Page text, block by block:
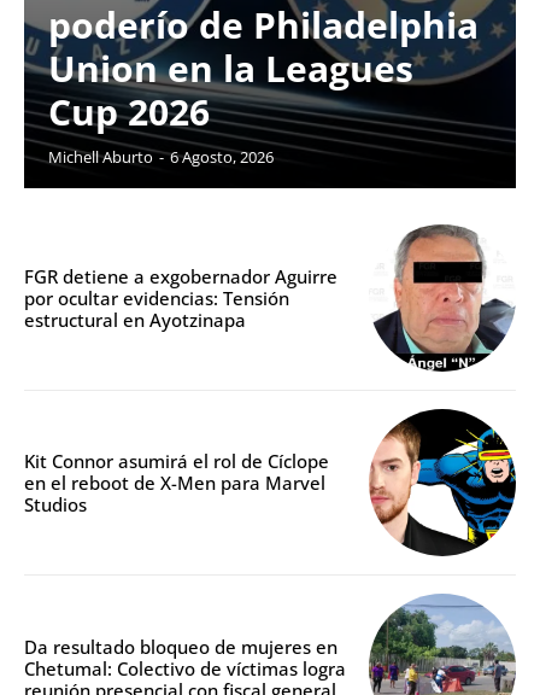
poderío de Philadelphia
Union en la Leagues
Cup 2026
Michell Aburto - 6 Agosto, 2026
FGR detiene a exgobernador Aguirre
por ocultar evidencias: Tensión
estructural en Ayotzinapa
Kit Connor asumirá el rol de Cíclope
en el reboot de X-Men para Marvel
Studios
Da resultado bloqueo de mujeres en
Chetumal: Colectivo de víctimas logra
reunión presencial con fiscal general